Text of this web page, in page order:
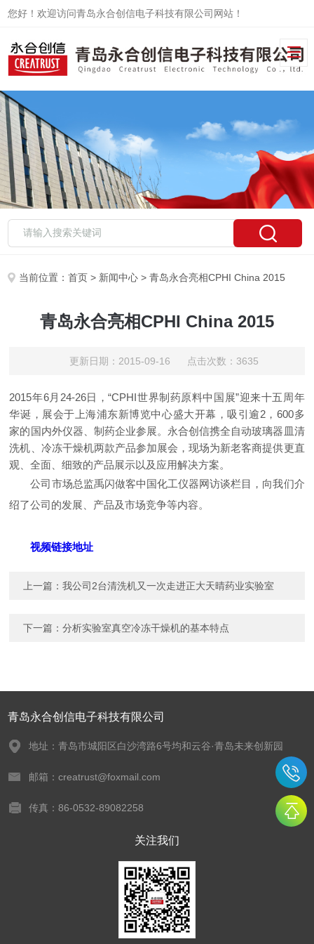
您好！欢迎访问青岛永合创信电子科技有限公司网站！
当前位置：首页 > 新闻中心 > 青岛永合亮相CPHI China 2015
青岛永合亮相CPHI China 2015
更新日期：2015-09-16 点击次数：3635
2015年6月 24-26日，“CPHI世界制药原料中国展”迎来十五周年
华诞，展会于上海浦东新博览中心盛大开幕，吸引逾2，600多
家的国内外仪器、制药企业参展。永合创信携全自动玻璃器皿清
洗机、冷冻干燥机两款产品参加展会，现场为新老客商提供更直
观、全面、细致的产品展示以及应用解决方案。
公司市场总监禹闪做客中国化工仪器网访谈栏目，向我们介
绍了公司的发展、产品及市场竞争等内容。
视频链接地址
上一篇：我公司2台清洗机又一次走进正大天晴药业实验室
下一篇：分析实验室真空冷冻干燥机的基本特点
青岛永合创信电子科技有限公司
地址：青岛市城阳区白沙湾路6号均和云谷·青岛未来创新园
邮箱：creatrust@foxmail.com
传真：86-0532-89082258
关注我们